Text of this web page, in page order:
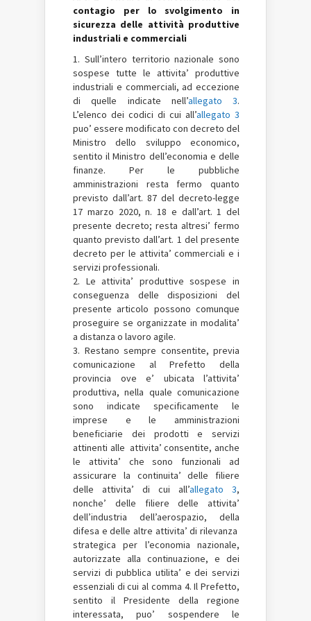
contagio per lo svolgimento in
sicurezza delle attività produttive
industriali e commerciali
1. Sull’intero territorio nazionale sono
sospese tutte le attivita’ produttive
industriali e commerciali, ad eccezione
di quelle indicate nell’allegato 3.
L’elenco dei codici di cui all’allegato 3
puo’ essere modificato con decreto del
Ministro dello sviluppo economico,
sentito il Ministro dell’economia e delle
finanze. Per le pubbliche
amministrazioni resta fermo quanto
previsto dall’art. 87 del decreto-legge
17 marzo 2020, n. 18 e dall’art. 1 del
presente decreto; resta altresi’ fermo
quanto previsto dall’art. 1 del presente
decreto per le attivita’ commerciali e i
servizi professionali.
2. Le attivita’ produttive sospese in
conseguenza delle disposizioni del
presente articolo possono comunque
proseguire se organizzate in modalita’
a distanza o lavoro agile.
3. Restano sempre consentite, previa
comunicazione al Prefetto della
provincia ove e’ ubicata l’attivita’
produttiva, nella quale comunicazione
sono indicate specificamente le
imprese e le amministrazioni
beneficiarie dei prodotti e servizi
attinenti alle attivita’ consentite, anche
le attivita’ che sono funzionali ad
assicurare la continuita’ delle filiere
delle attivita’ di cui all’allegato 3,
nonche’ delle filiere delle attivita’
dell’industria dell’aerospazio, della
difesa e delle altre attivita’ di rilevanza
strategica per l’economia nazionale,
autorizzate alla continuazione, e dei
servizi di pubblica utilita’ e dei servizi
essenziali di cui al comma 4. Il Prefetto,
sentito il Presidente della regione
interessata, puo’ sospendere le